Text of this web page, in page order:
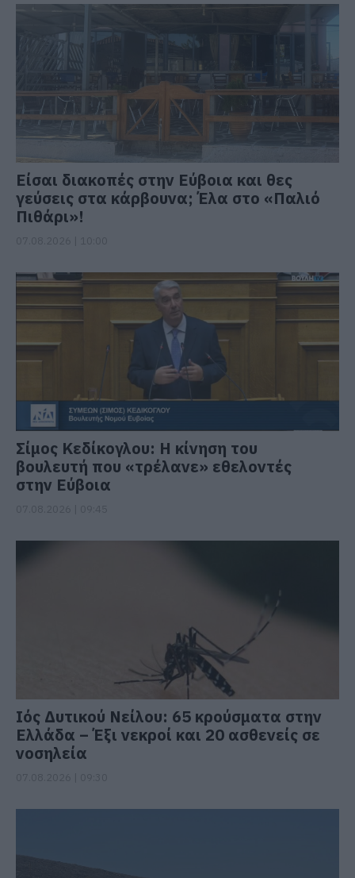
Είσαι διακοπές στην Εύβοια και θες
γεύσεις στα κάρβουνα; Έλα στο «Παλιό
Πιθάρι»!
Σίμος Κεδίκογλου: Η κίνηση του
βουλευτή που «τρέλανε» εθελοντές
στην Εύβοια
Ιός Δυτικού Νείλου: 65 κρούσματα στην
Ελλάδα – Έξι νεκροί και 20 ασθενείς σε
νοσηλεία